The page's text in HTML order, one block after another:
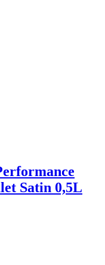
Satin 0,5L